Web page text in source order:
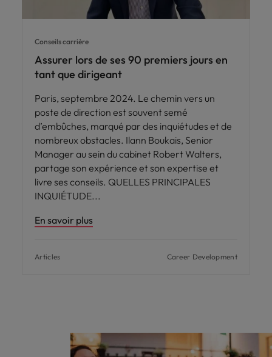
Conseils carrière
Assurer lors de ses 90 premiers jours en
tant que dirigeant
Paris, septembre 2024. Le chemin vers un
poste de direction est souvent semé
d’embûches, marqué par des inquiétudes et de
nombreux obstacles. Ilann Boukais, Senior
Manager au sein du cabinet Robert Walters,
partage son expérience et son expertise et
livre ses conseils. QUELLES PRINCIPALES
INQUIÉTUDE
En savoir plus
Articles Career Development